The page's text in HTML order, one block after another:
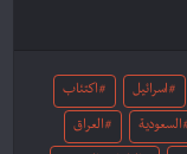
اسرائيل اكتئاب
السعودية العراق